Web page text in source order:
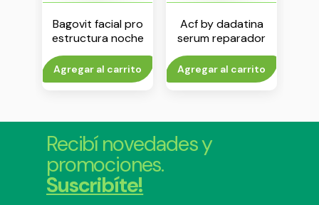
Bagovit facial pro
estructura noche
crema x 55 g
Agregar al carrito
Acf by dadatina
serum reparador
vol 2 x 30 ml
Agregar al carrito
Recibí novedades y
promociones.
Suscribíte!